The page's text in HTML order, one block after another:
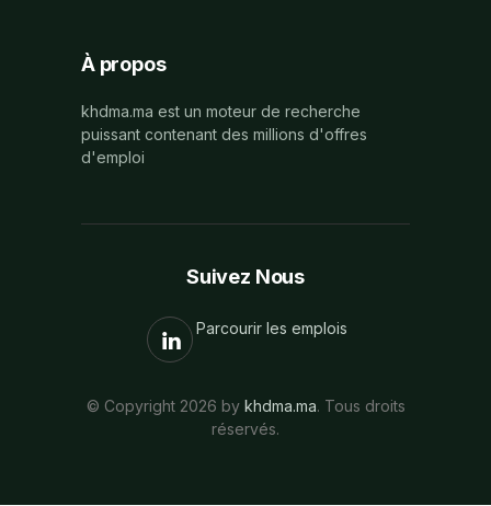
À propos
khdma.ma est un moteur de recherche
puissant contenant des millions d'offres
d'emploi
Suivez Nous
Parcourir les emplois
© Copyright 2026 by khdma.ma. Tous droits
réservés.